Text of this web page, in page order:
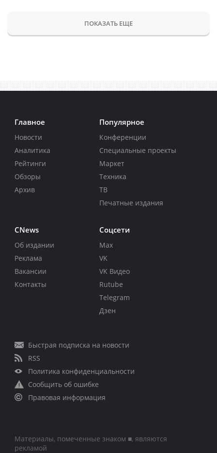
ПОКАЗАТЬ ЕЩЕ
Главное
Новости
Аналитика
Рейтинги
Обзоры
Архив
Популярное
Конференции
Специальные проекты
Маркет
Техника
ТВ
Печатные издания
CNews
Об издании
Реклама
Вакансии
Контакты
Соцсети
Max
VK
VK Видео
Rutube
Telegram
Дзен
Быстрая подписка на новости
RSS
Политика конфиденциальности
Сообщить об ошибке
Правовая информация
Материалы, помеченные знаком ■, являются
рекламой